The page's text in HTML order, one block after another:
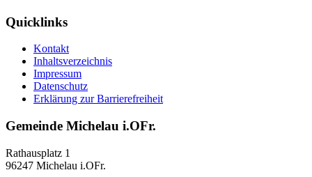
Quicklinks
Kontakt
Inhaltsverzeichnis
Impressum
Datenschutz
Erklärung zur Barrierefreiheit
Gemeinde Michelau i.OFr.
Rathausplatz 1
96247 Michelau i.OFr.